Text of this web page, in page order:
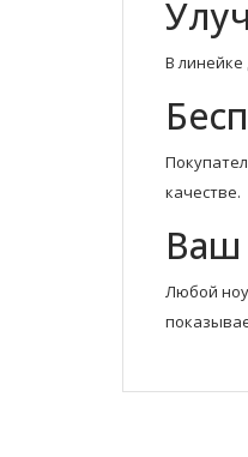
В
качестве.
Ваш
Любой